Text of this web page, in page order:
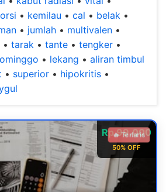
• kemilau • cal • belak •
• jumlah • multivalen •
• tarak • tante • tengker •
• lekang • aliran timbul
• superior • hipokritis •
Rp 99.000
50% OFF
🔥 Terlaris